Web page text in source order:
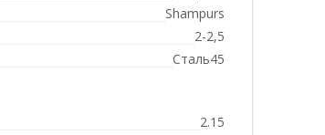
Shampurs
2-2,5
Сталь45
2.15